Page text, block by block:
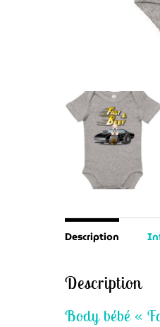
Description
Description
Body bébé «